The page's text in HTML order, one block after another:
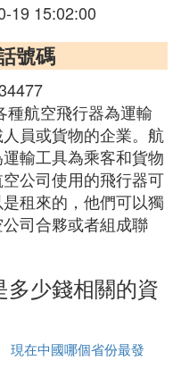
19 15:02:00
號碼
種航空飛行器為運輸
員或貨物的企業。航
輸工具為乘客和貨物
公司使用的飛行器可
租來的，他們可以獨
司合夥或者組成聯
少錢相關的資
現在中國哪個省份最發